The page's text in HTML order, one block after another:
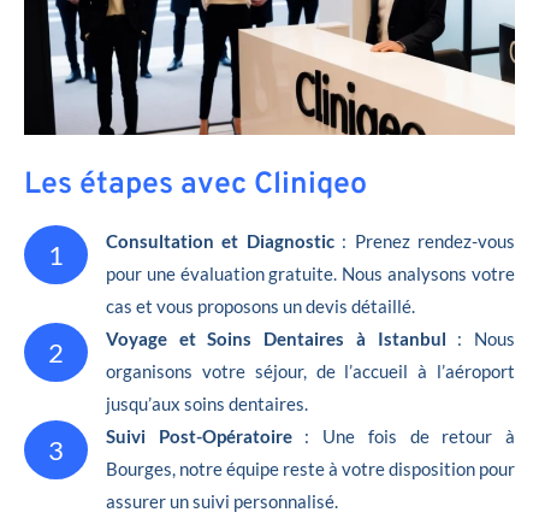
Les étapes avec Cliniqeo
1 Consultation et Diagnostic: Prenez rendez-vous
pour une évaluation gratuite. Nous analysons votre
cas et vous proposons un devis détaillé.
2 Voyage et Soins Dentaires à Istanbul : Nous
organisons votre séjour, de l’accueil à l’aéroport
jusqu’aux soins dentaires.
3 Suivi Post-Opératoire : Une fois de retour à
Bourges, notre équipe reste à votre disposition pour
assurer un suivi personnalisé.